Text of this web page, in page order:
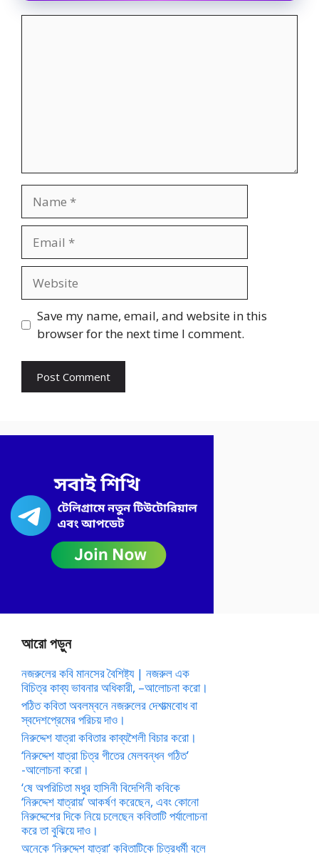
Save my name, email, and website in this
browser for the next time I comment.
আরো পড়ুন
নজরুলের কবি মানসের বৈশিষ্ট্য | নজরুল এক
বিচিত্র কাব্য ভাবনার অধিকারী, –আলোচনা করো।
পঠিত কবিতা অবলম্বনে নজরুলের দেশাত্মবোধ বা
স্বদেশপ্রেমের পরিচয় দাও।
নিরুদ্দেশ যাত্রা কবিতার কাব্যশৈলী বিচার করো।
‘নিরুদ্দেশ যাত্রা চিত্র গীতের মেলবন্ধন গঠিত’
-আলোচনা করো।
‘ষে অপরিচিতা মধুর হাসিনী বিদেশিনী কবিকে
‘নিরুদ্দেশ যাত্রায়’ আকর্ষণ করেছেন, এবং কোনো
নিরুদ্দেশের দিকে নিয়ে চলেছেন কবিতাটি পর্যালোচনা
করে তা বুঝিয়ে দাও।
অনেকে ‘নিরুদ্দেশ যাত্রা’ কবিতাটিকে চিত্রধর্মী বলে